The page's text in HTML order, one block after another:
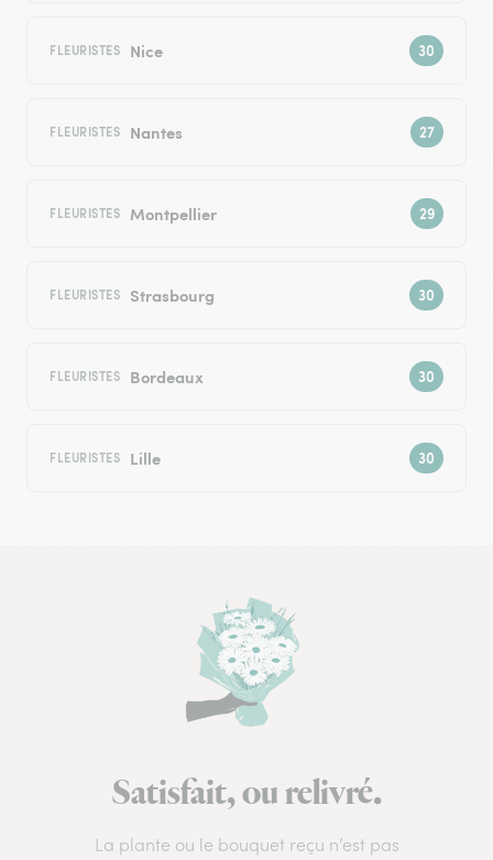
FLEURISTES Nice
FLEURISTES Nantes
FLEURISTES Montpellier
FLEURISTES Strasbourg
FLEURISTES Bordeaux
FLEURISTES Lille
Satisfait, ou relivré.
La plante ou le bouquet reçu n’est pas